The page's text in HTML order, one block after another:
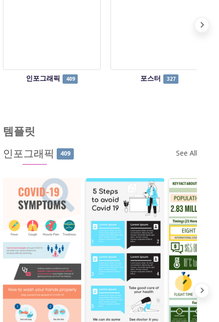
인포그래픽 409 포스터 327
템플릿
인포그래픽 409 See All